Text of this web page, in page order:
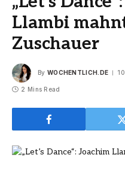
Llambi
Zuschauer
By WOCHENTLICH.DE
2 Mins Read